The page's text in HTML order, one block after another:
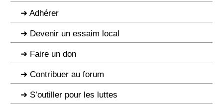
Adhérer
Devenir un essaim local
Faire un don
Contribuer au forum
S’outiller pour les luttes